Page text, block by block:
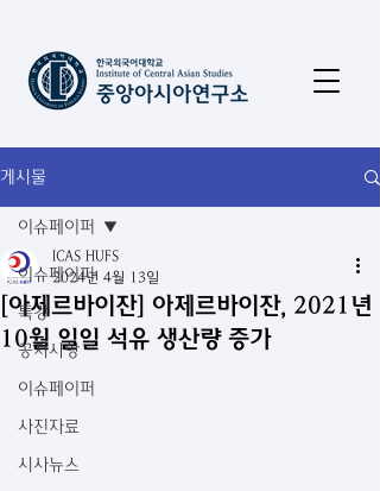
게시물
이슈페이퍼
특강
공지사항
이슈페이퍼
사진자료
시사뉴스
이슈페이퍼
[아제르바이잔] 아제르바이잔, 2021년
10월 일일 석유 생산량 증가
ICAS HUFS
2024년 4월 13일